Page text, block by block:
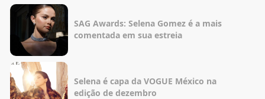
SAG Awards: Selena Gomez é a mais
comentada em sua estreia
Selena é capa da VOGUE México na
edição de dezembro